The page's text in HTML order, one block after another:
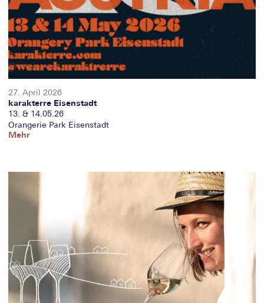
27. April 2026
karakterre Eisenstadt
13. & 14.05.26
Orangerie Park Eisenstadt
Mehr